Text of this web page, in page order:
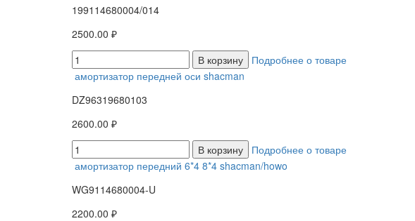
199114680004/014
2500.00 ₽
В корзину
Подробнее о товаре
амортизатор передней оси shacman
DZ96319680103
2600.00 ₽
В корзину
Подробнее о товаре
амортизатор передний 6*4 8*4 shacman/howo
WG9114680004-U
2200.00 ₽